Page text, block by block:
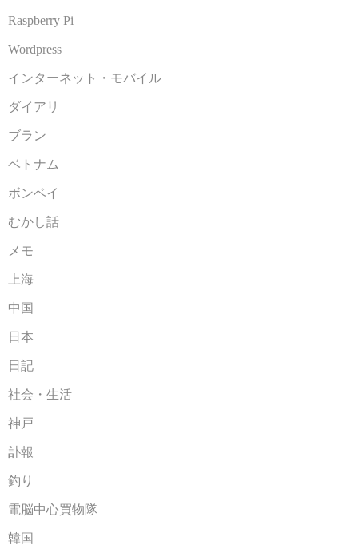
Raspberry Pi
Wordpress
インターネット・モバイル
ダイアリ
ブラン
ベトナム
ボンベイ
むかし話
メモ
上海
中国
日本
日記
社会・生活
神戸
訃報
釣り
電脳中心買物隊
韓国